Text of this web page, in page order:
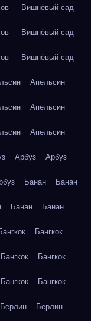
— Вишнёвый сад
— Вишнёвый сад
— Вишнёвый сад
Апельсин
Апельсин
Апельсин
Арбуз Арбуз
Банан Банан
Банан Банан
Бангкок
Бангкок Бангкок
Бангкок Бангкок
Берлин Берлин